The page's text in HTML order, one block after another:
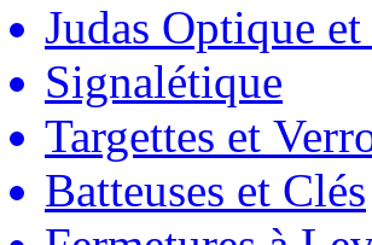
Judas Optique
Signalétique
Targettes et
Batteuses et Clés